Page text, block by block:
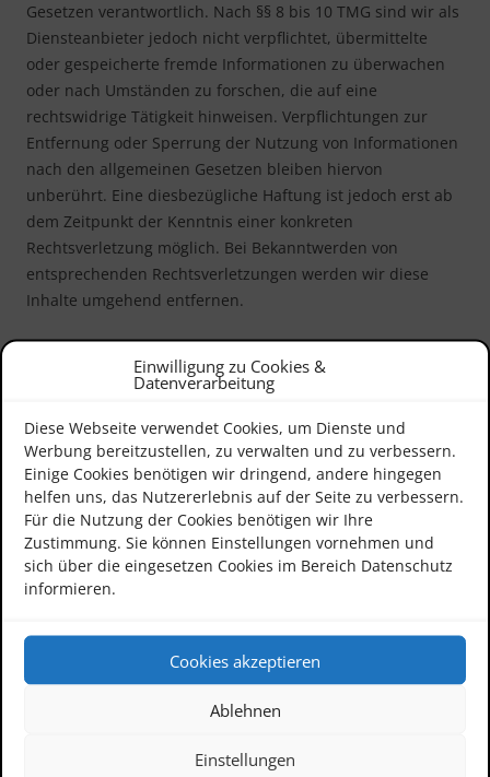
Einwilligung zu Cookies &
Datenverarbeitung
Diese Webseite verwendet Cookies, um Dienste und
Werbung bereitzustellen, zu verwalten und zu verbessern.
Einige Cookies benötigen wir dringend, andere hingegen
helfen uns, das Nutzererlebnis auf der Seite zu verbessern.
Für die Nutzung der Cookies benötigen wir Ihre
Zustimmung. Sie können Einstellungen vornehmen und
sich über die eingesetzen Cookies im Bereich Datenschutz
informieren.
Cookies akzeptieren
Ablehnen
Einstellungen
Gesetzen verantwortlich. Nach §§ 8 bis 10 TMG sind wir als
Diensteanbieter jedoch nicht verpflichtet, übermittelte
oder gespeicherte fremde Informationen zu überwachen
oder nach Umständen zu forschen, die auf eine
rechtswidrige Tätigkeit hinweisen. Verpflichtungen zur
Entfernung oder Sperrung der Nutzung von Informationen
nach den allgemeinen Gesetzen bleiben hiervon
unberührt. Eine diesbezügliche Haftung ist jedoch erst ab
dem Zeitpunkt der Kenntnis einer konkreten
Rechtsverletzung möglich. Bei Bekanntwerden von
entsprechenden Rechtsverletzungen werden wir diese
Inhalte umgehend entfernen.
Dritter, auf deren Inhalte wir keinen Einfluss haben.
Deshalb können wir für diese fremden Inhalte auch keine
Gewähr übernehmen. Für die Inhalte der verlinkten Seiten
ist stets der jeweilige Anbieter oder Betreiber der Seiten
verantwortlich. Die verlinkten Seiten wurden zum
Zeitpunkt der Verlinkung auf mögliche Rechtsverstöße
überprüft. Rechtswidrige Inhalte waren zum Zeitpunkt der
Kontrolle der verlinkten Seiten ist jedoch ohne konkrete
Anhaltspunkte einer Rechtsverletzung nicht zumutbar. Bei
derartige Links umgehend entfernen.